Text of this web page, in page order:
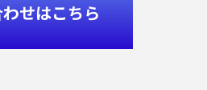
せはこちら